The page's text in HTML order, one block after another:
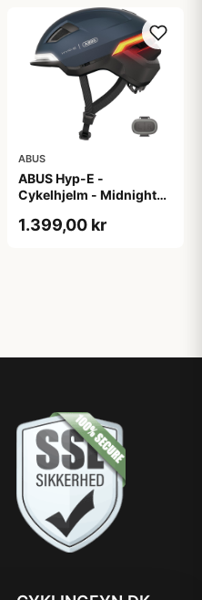
ABUS
ABUS Hyp-E -
Cykelhjelm - Midnight
1.399,00 kr